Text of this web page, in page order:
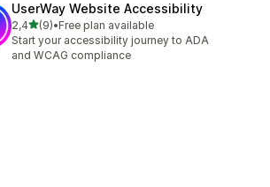
UserWay Website Accessibility
2,4z 5 hvězd
(9)
Celkový počet recenzí: 9
•Free plan available
Start your accessibility journey to ADA
and WCAG compliance